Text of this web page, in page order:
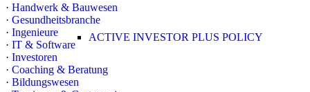
ACTIVE INVESTOR PLUS POLICY
· Handwerk & Bauwesen
· Gesundheitsbranche
· Ingenieure
· IT & Software
· Investoren
· Coaching & Beratung
· Bildungswesen